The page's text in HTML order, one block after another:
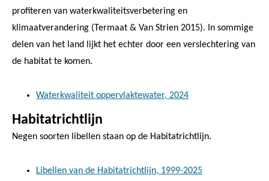
profiteren van waterkwaliteitsverbetering en
klimaatverandering (Termaat & Van Strien 2015). In sommige
delen van het land lijkt het echter door een verslechtering van
de habitat te komen.
Waterkwaliteit oppervlaktewater, 2024
Habitatrichtlijn
Negen soorten libellen staan op de Habitatrichtlijn.
Libellen van de Habitatrichtlijn, 1999-2025